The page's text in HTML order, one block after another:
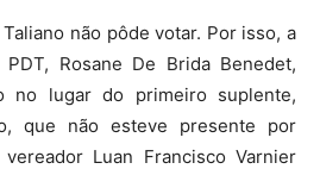
não pôde votar. Por isso, a
Rosane De Brida Benedet,
no lugar do primeiro suplente,
que não esteve presente por
Luan Francisco Varnier